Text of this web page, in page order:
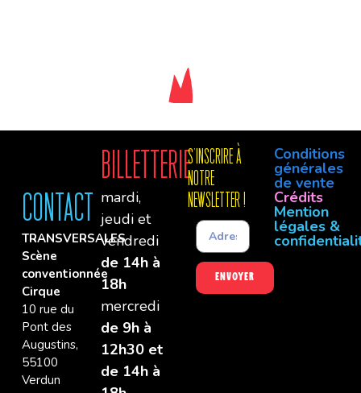
Contact
TRANSVERSALES
Scène
conventionnée
Cirque
10 rue du
Pont des
Augustins,
55100
Verdun
Billetterie
mardi,
jeudi et
vendredi
de 14h à
18h
mercredi
de 9h à
12h30 et
de 14h à
S'INSCRIre à
notre
newsletter !
Envoyer
Conditions
générales
de vente
Crédits
Mention
légales &